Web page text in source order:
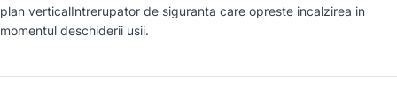
plan verticalIntrerupator de siguranta care opreste incalzirea in
momentul deschiderii usii.